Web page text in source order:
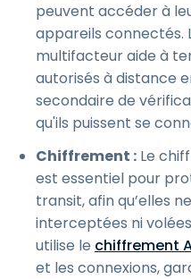
peuvent accéder à
appareils connectés.
multifacteur aide à
autorisés à distance
secondaire de
qu'ils puissent se
Chiffrement : Le
est essentiel pour
transit, afin qu’elles
interceptées ni
utilise le chiffrement
et les connexions,